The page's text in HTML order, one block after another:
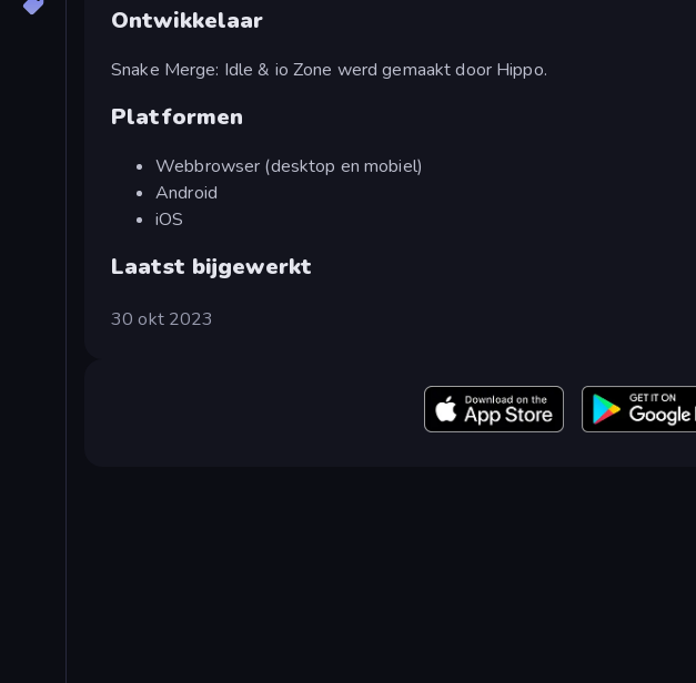
Ontwikkelaar
Snake Merge: Idle & io Zone werd gemaakt door Hippo.
Platformen
Webbrowser (desktop en mobiel)
Android
iOS
Laatst bijgewerkt
30 okt 2023